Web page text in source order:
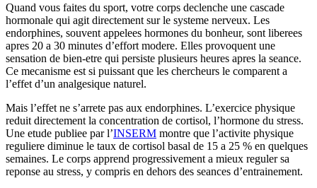
Quand vous faites du sport, votre corps declenche une cascade
hormonale qui agit directement sur le systeme nerveux. Les
endorphines, souvent appelees hormones du bonheur, sont liberees
apres 20 a 30 minutes d’effort modere. Elles provoquent une
sensation de bien-etre qui persiste plusieurs heures apres la seance.
Ce mecanisme est si puissant que les chercheurs le comparent a
l’effet d’un analgesique naturel.
Mais l’effet ne s’arrete pas aux endorphines. L’exercice physique
reduit directement la concentration de cortisol, l’hormone du stress.
Une etude publiee par l’INSERM montre que l’activite physique
reguliere diminue le taux de cortisol basal de 15 a 25 % en quelques
semaines. Le corps apprend progressivement a mieux reguler sa
reponse au stress, y compris en dehors des seances d’entrainement.